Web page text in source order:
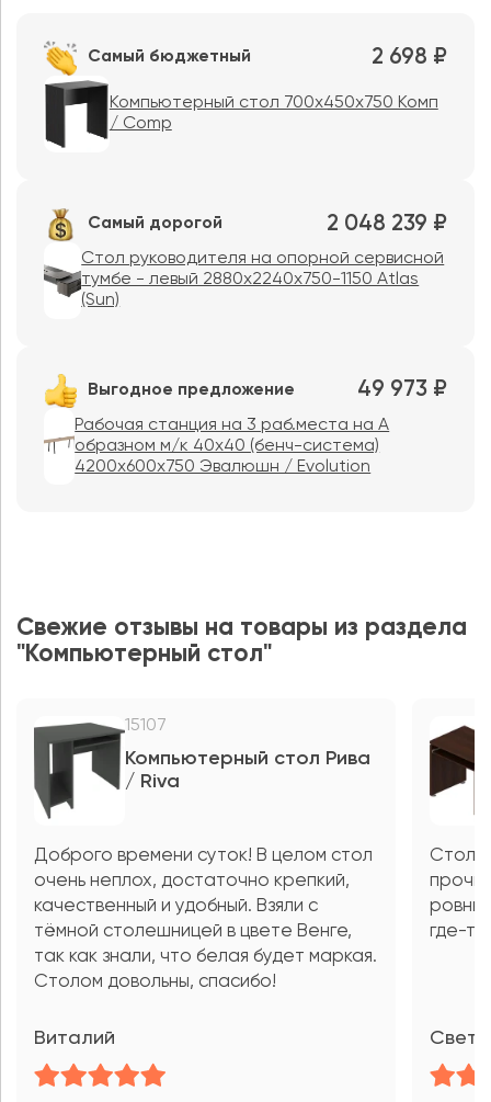
Самый бюджетный 2 698 ₽
Компьютерный стол 700х450х750 Комп
/ Comp
Самый дорогой 2 048 239 ₽
Стол руководителя на опорной сервисной
тумбе - левый 2880x2240x750-1150 Atlas
(Sun)
Выгодное предложение 49 973 ₽
Рабочая станция на 3 раб.места на А
образном м/к 40х40 (бенч-система)
4200x600x750 Эвалюшн / Evolution
Свежие отзывы на товары из раздела
"Компьютерный стол"
15107
Компьютерный стол Рива
/ Riva
Доброго времени суток! В целом стол
очень неплох, достаточно крепкий,
качественный и удобный. Взяли с
тёмной столешницей в цвете Венге,
так как знали, что белая будет маркая.
Столом довольны, спасибо!
Виталий
Стол
где-